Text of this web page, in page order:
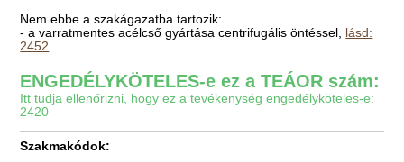
Nem ebbe a szakágazatba tartozik:
- a varratmentes acélcső gyártása centrifugális öntéssel, lásd:
2452
ENGEDÉLYKÖTELES-e ez a TEÁOR szám:
Itt tudja ellenőrizni, hogy ez a tevékenység engedélyköteles-e:
2420
Szakmakódok: